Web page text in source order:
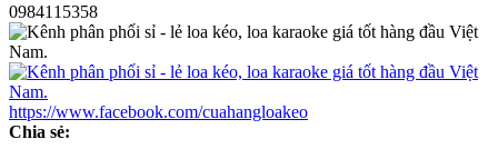
0984115358
https://www.facebook.com/cuahangloakeo
Chia sẻ: